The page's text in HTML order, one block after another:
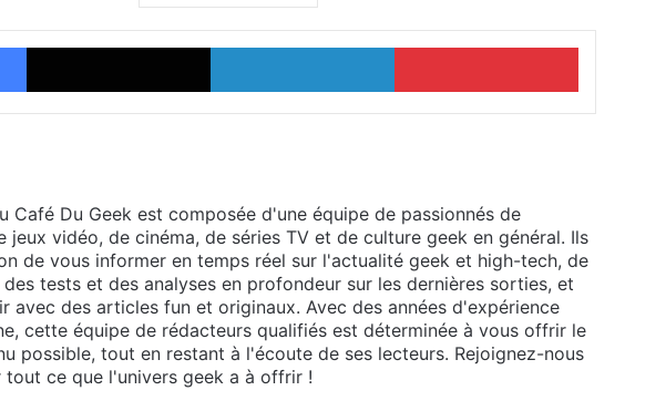
Facebook X Linkedin Pinterest
Café Du Geek est composée d'une équipe de passionnés de
jeux vidéo, de cinéma, de séries TV et de culture geek en général. Ils
de vous informer en temps réel sur l'actualité geek et high-tech, de
tests et des analyses en profondeur sur les dernières sorties, et
avec des articles fun et originaux. Avec des années d'expérience
cette équipe de rédacteurs qualifiés est déterminée à vous offrir le
possible, tout en restant à l'écoute de ses lecteurs. Rejoignez-nous
tout ce que l'univers geek a à offrir !